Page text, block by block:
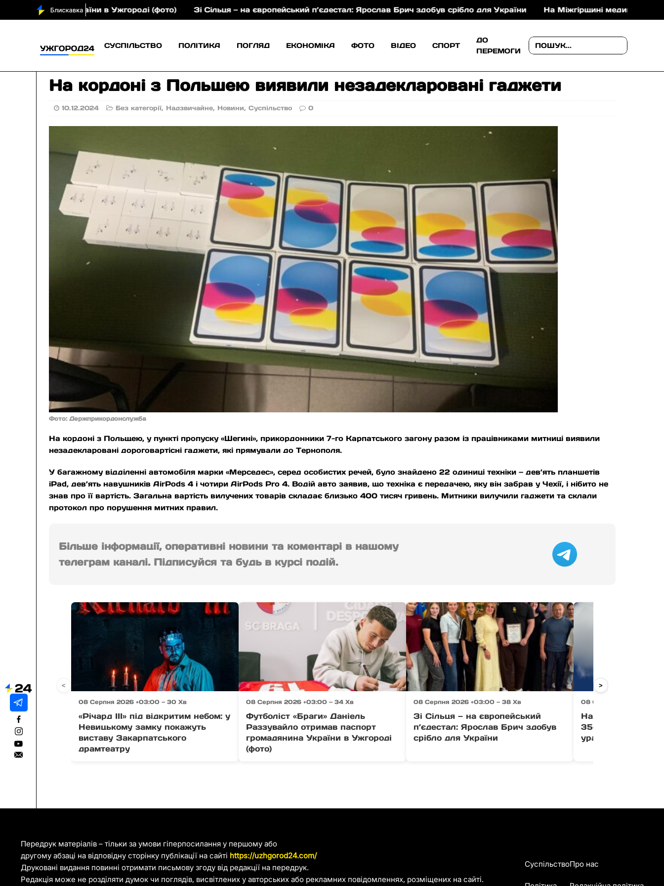
України в Ужгороді (фото) Зі Сільця — на європейський п’єдестал: Ярослав Брич здобув срібло для України На Міжгірщині медики врятували 35-
СУСПІЛЬСТВО ПОЛІТИКА ПОГЛЯД ЕКОНОМІКА ФОТО ВІДЕО СПОРТ
ДО
ПЕРЕМОГИ
На кордоні з Польшею виявили незадекларовані гаджети
10.12.2024 Без категорії, Надзвичайне, Новини,Суспільство 0
Фото: Держприкордонслужба
На кордоні з Польщею, у пункті пропуску «Шегині», прикордонники 7-го Карпатського загону разом із працівниками митниці виявили
незадекларовані дороговартісні гаджети, які прямували до Тернополя.
У багажному відділенні автомобіля марки «Мерседес», серед особистих речей, було знайдено 22 одиниці техніки — дев’ять планшетів
iPad, дев’ять навушників AirPods 4 і чотири AirPods Pro 4. Водій авто заявив, що техніка є передачею, яку він забрав у Чехії, і нібито не
знав про її вартість. Загальна вартість вилучених товарів складає близько 400 тисяч гривень. Митники вилучили гаджети та склали
протокол про порушення митних правил.
Більше інформації, оперативні новини та коментарі в нашому
телеграм каналі. Підписуйся та будь в курсі подій.
08 Серпня 2026 +03:00 — 30 Хв
«Річард ІІІ» під відкритим небом: у
Невицькому замку покажуть
виставу Закарпатського
драмтеатру
08 Серпня 2026 +03:00 — 34 Хв
Футболіст «Браги» Даніель
Раззувайло отримав паспорт
громадянина України в Ужгороді
(фото)
08 Серпня 2026 +03:00 — 38 Хв
Зі Сільця — на європейський
п’єдестал: Ярослав Брич здобув
срібло для України
08 Серпня 2026 +03:00
На Міжгірщині
35-річного
ураження струмом
< >
Передрук матеріалів – тільки за умови гіперпосилання у першому або
другому абзаці на відповідну сторінку публікації на сайті https://uzhgorod24.com/
Друковані видання повинні отримати письмову згоду від редакції на передрук.
Редакція може не розділяти думок чи поглядів, висвітлених у авторських або рекламних повідомленнях, розміщених на сайті.
СуспільствоПро нас